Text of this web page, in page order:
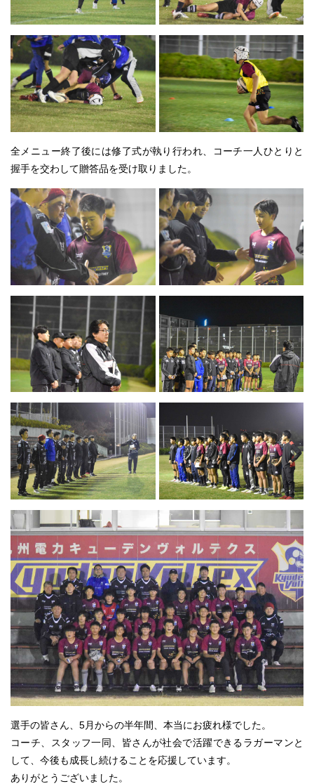
全メニュー終了後には修了式が執り行われ、コーチ一人ひとりと
握手を交わして贈答品を受け取りました。
選手の皆さん、5月からの半年間、本当にお疲れ様でした。
コーチ、スタッフ一同、皆さんが社会で活躍できるラガーマンと
して、今後も成長し続けることを応援しています。
ありがとうございました。